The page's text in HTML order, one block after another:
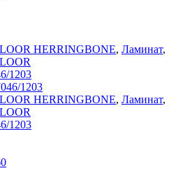
HERRINGBONE, Ламинат,
1203
HERRINGBONE, Ламинат,
1203